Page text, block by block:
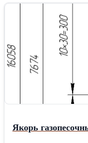
изнашиваемой части в два и
имеют высокие
зарекомендовали себя
сортировочного
экспортируется в США,
Прямой контракт с
позволяют нам
рынке дробильно-
изготовить любую
широкой линейки
Якорь